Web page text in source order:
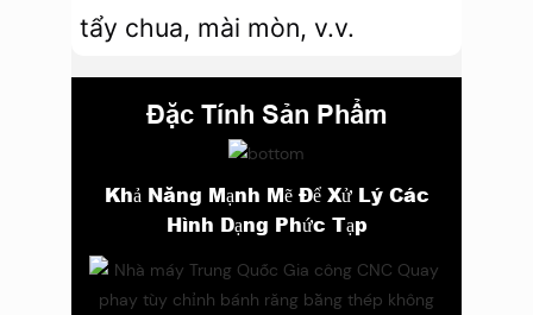
tẩy chua, mài mòn, v.v.
Đặc Tính Sản Phẩm
Khả Năng Mạnh Mẽ Để Xử Lý Các
Hình Dạng Phức Tạp